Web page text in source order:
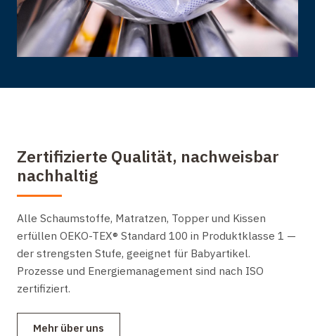
Zertifizierte Qualität, nachweisbar
nachhaltig
Alle Schaumstoffe, Matratzen, Topper und Kissen
erfüllen OEKO-TEX® Standard 100 in Produktklasse 1 —
der strengsten Stufe, geeignet für Babyartikel.
Prozesse und Energiemanagement sind nach ISO
zertifiziert.
Mehr über uns